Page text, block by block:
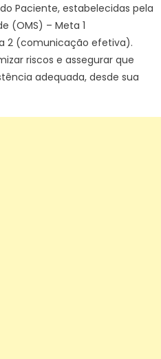
Paciente, estabelecidas pela
(OMS) – Meta 1
2 (comunicação efetiva).
riscos e assegurar que
adequada, desde sua